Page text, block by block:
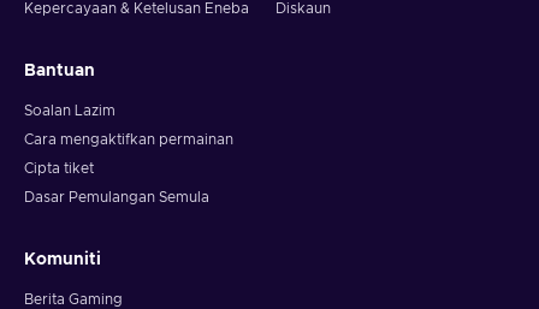
Kepercayaan & Ketelusan Eneba
Diskaun
Bantuan
Soalan Lazim
Cara mengaktifkan permainan
Cipta tiket
Dasar Pemulangan Semula
Komuniti
Berita Gaming